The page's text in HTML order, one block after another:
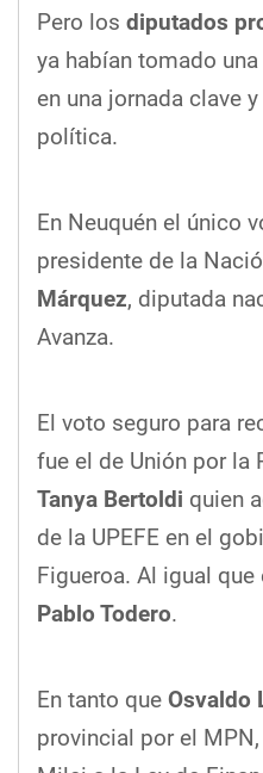
Pero los diputados
ya habían tomado
en una jornada clave
política.
En Neuquén el único
presidente de la
Márquez, diputada
Avanza.
El voto seguro para
fue el de Unión por la
Tanya Bertoldi quien
de la UPEFE en el
Figueroa. Al igual
Pablo Todero.
En tanto que Osvaldo
provincial por el